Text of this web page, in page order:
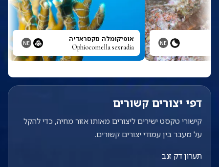
NE אופיקומלה סקסראדיה
Ophiocomella sexradia
NE
דפי יצורים קשורים
קישורי טקסט ישירים ליצורים מאותו אזור מחיה, כדי להקל
על מעבר בין עמודי יצורים קשורים.
תערון דק זנב